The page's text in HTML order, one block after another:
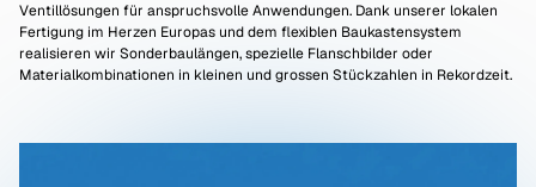
Ventillösungen für anspruchsvolle Anwendungen. Dank unserer lokalen
Fertigung im Herzen Europas und dem flexiblen Baukastensystem
realisieren wir Sonderbaulängen, spezielle Flanschbilder oder
Materialkombinationen in kleinen und grossen Stückzahlen in Rekordzeit.